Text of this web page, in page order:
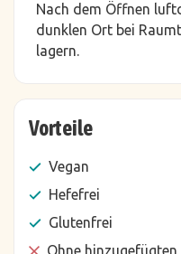
Nach dem Öffnen
dunklen Ort bei
lagern.
Vorteile
Vegan
Hefefrei
Glutenfrei
Ohne hinzugefügten